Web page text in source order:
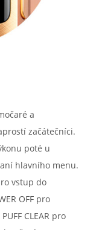
a
začátečníci.
poté u
hlavního menu.
vstup do
OFF pro
CLEAR pro